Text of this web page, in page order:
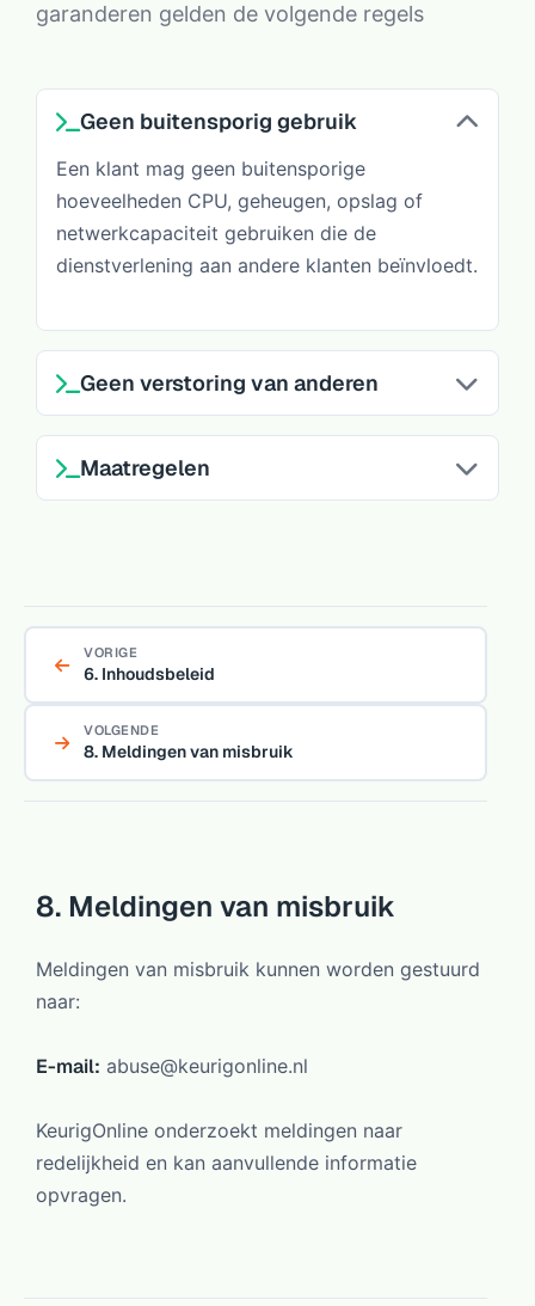
garanderen gelden de volgende regels
Geen buitensporig gebruik
Een klant mag geen buitensporige
hoeveelheden CPU, geheugen, opslag of
netwerkcapaciteit gebruiken die de
dienstverlening aan andere klanten beïnvloedt.
Geen verstoring van anderen
Maatregelen
VORIGE
6. Inhoudsbeleid
VOLGENDE
8. Meldingen van misbruik
8. Meldingen van misbruik
Meldingen van misbruik kunnen worden gestuurd
naar:
E-mail: abuse@keurigonline.nl
KeurigOnline onderzoekt meldingen naar
redelijkheid en kan aanvullende informatie
opvragen.